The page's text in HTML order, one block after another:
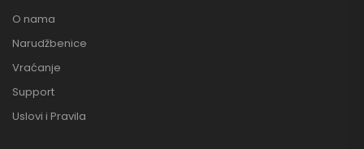
O nama
Narudžbenice
Vraćanje
Support
Uslovi i Pravila